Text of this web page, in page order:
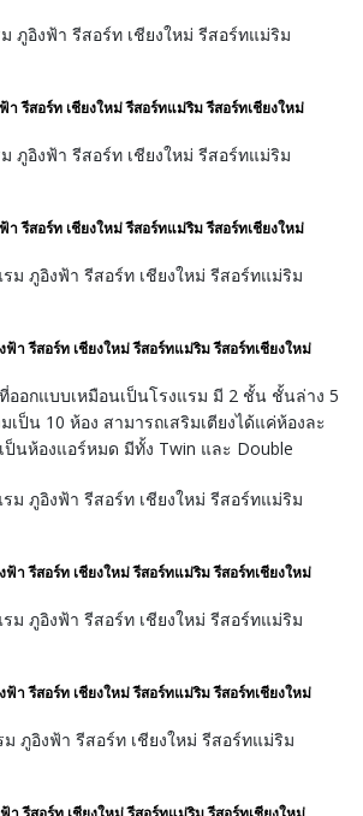
รีสอร์ท เชียงใหม่ รีสอร์ทแม่ริม รีสอร์ทเชียงใหม่
รีสอร์ท เชียงใหม่ รีสอร์ทแม่ริม รีสอร์ทเชียงใหม่
า รีสอร์ท เชียงใหม่ รีสอร์ทแม่ริม รีสอร์ทเชียงใหม่
ออกแบบเหมือนเป็นโรงแรม มี 2 ชั้น ชั้นล่าง 5
ป็น 10 ห้อง สามารถเสริมเตียงได้แค่ห้องละ
ป็นห้องแอร์หมด มีทั้ง Twin และ Double
า รีสอร์ท เชียงใหม่ รีสอร์ทแม่ริม รีสอร์ทเชียงใหม่
า รีสอร์ท เชียงใหม่ รีสอร์ทแม่ริม รีสอร์ทเชียงใหม่